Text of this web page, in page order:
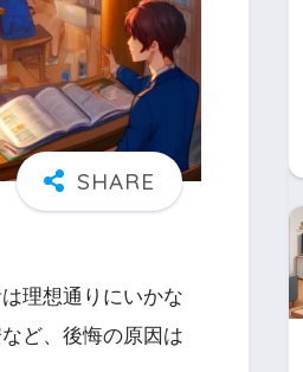
理想通りにいかな
ど、後悔の原因は